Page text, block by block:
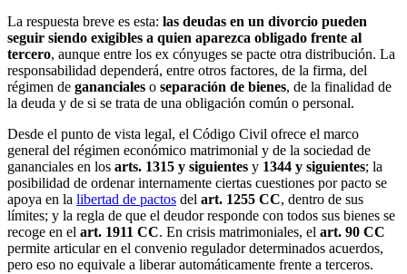
La respuesta breve es esta: las deudas en un divorcio pueden
seguir siendo exigibles a quien aparezca obligado frente al
tercero, aunque entre los ex cónyuges se pacte otra distribución. La
responsabilidad dependerá, entre otros factores, de la firma, del
régimen de gananciales o separación de bienes, de la finalidad de
la deuda y de si se trata de una obligación común o personal.
Desde el punto de vista legal, el Código Civil ofrece el marco
general del régimen económico matrimonial y de la sociedad de
gananciales en los arts. 1315 y siguientes y 1344 y siguientes; la
posibilidad de ordenar internamente ciertas cuestiones por pacto se
apoya en la libertad de pactos del art. 1255 CC, dentro de sus
límites; y la regla de que el deudor responde con todos sus bienes se
recoge en el art. 1911 CC. En crisis matrimoniales, el art. 90 CC
permite articular en el convenio regulador determinados acuerdos,
pero eso no equivale a liberar automáticamente frente a terceros.